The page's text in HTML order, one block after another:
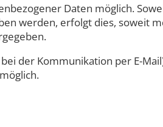
Daten möglich.
werden, erfolgt dies, soweit
der Kommunikation per E-